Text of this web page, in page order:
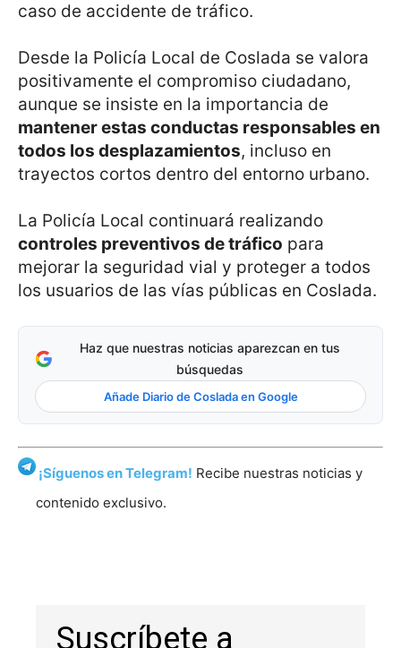
caso de accidente de tráfico.
Desde la Policía Local de Coslada se valora
positivamente el compromiso ciudadano,
aunque se insiste en la importancia de
mantener estas conductas responsables en
todos los desplazamientos, incluso en
trayectos cortos dentro del entorno urbano.
La Policía Local continuará realizando
controles preventivos de tráfico para
mejorar la seguridad vial y proteger a todos
los usuarios de las vías públicas en Coslada.
Haz que nuestras noticias aparezcan en tus
búsquedas
Añade Diario de Coslada en Google
¡Síguenos en Telegram! Recibe nuestras noticias y
contenido exclusivo.
Suscríbete a